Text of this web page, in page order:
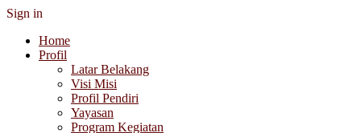
Sign in
Home
Profil
Latar Belakang
Visi Misi
Profil Pendiri
Yayasan
Program Kegiatan